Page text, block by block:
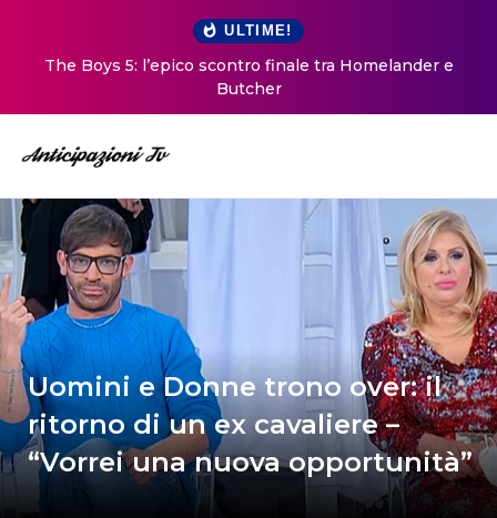
ULTIME!
The Boys 5: l’epico scontro finale tra Homelander e
Butcher
Uomini e Donne trono over: il
ritorno di un ex cavaliere –
“Vorrei una nuova opportunità”